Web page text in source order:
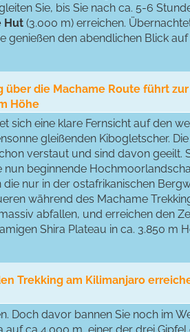
Sie, bis Sie nach ca. 5-6
Hut (3.000 m) erreichen.
genießen den abendlichen Blick
über die Machame Route führt
Höhe
sich eine klare Fernsicht auf den
gleißenden Kibogletscher.
verstaut und sind davon geeilt.
beginnende
nur in der ostafrikanischen
während des Machame
abfallen, und erreichen den
Shira Plateau in ca. 3.850 m
Trekking am Kilimanjaro
Doch davor bannen Sie noch im